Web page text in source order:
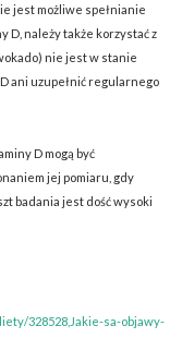
jest możliwe spełnianie
należy także korzystać z
nie jest w stanie
ani uzupełnić regularnego
D mogą być
jej pomiaru, gdy
badania jest dość wysoki
328528,Jakie-sa-objawy-